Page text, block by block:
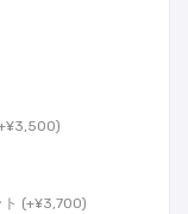
ト (+¥3,700)